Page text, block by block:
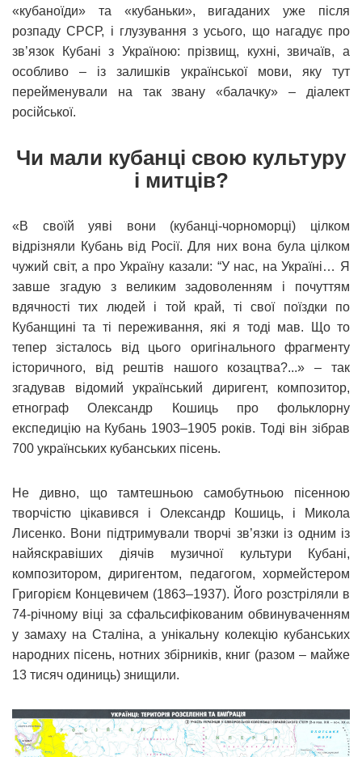
«кубаноїди» та «кубаньки», вигаданих уже після
розпаду СРСР, і глузування з усього, що нагадує про
зв’язок Кубані з Україною: прізвищ, кухні, звичаїв, а
особливо – із залишків української мови, яку тут
перейменували на так звану «балачку» – діалект
російської.
Чи мали кубанці свою культуру
і митців?
«В своїй уяві вони (кубанці-чорноморці) цілком
відрізняли Кубань від Росії. Для них вона була цілком
чужий світ, а про Україну казали: “У нас, на Україні… Я
завше згадую з великим задоволенням і почуттям
вдячності тих людей і той край, ті свої поїздки по
Кубанщині та ті переживання, які я тоді мав. Що то
тепер зісталось від цього оригінального фрагменту
історичного, від рештів нашого козацтва?...» – так
згадував відомий український диригент, композитор,
етнограф Олександр Кошиць про фольклорну
експедицію на Кубань 1903–1905 років. Тоді він зібрав
700 українських кубанських пісень.
Не дивно, що тамтешньою самобутньою пісенною
творчістю цікавився і Олександр Кошиць, і Микола
Лисенко. Вони підтримували творчі зв’язки із одним із
найяскравіших діячів музичної культури Кубані,
композитором, диригентом, педагогом, хормейстером
Григорієм Концевичем (1863–1937). Його розстріляли в
74-річному віці за сфальсифікованим обвинуваченням
у замаху на Сталіна, а унікальну колекцію кубанських
народних пісень, нотних збірників, книг (разом – майже
13 тисяч одиниць) знищили.